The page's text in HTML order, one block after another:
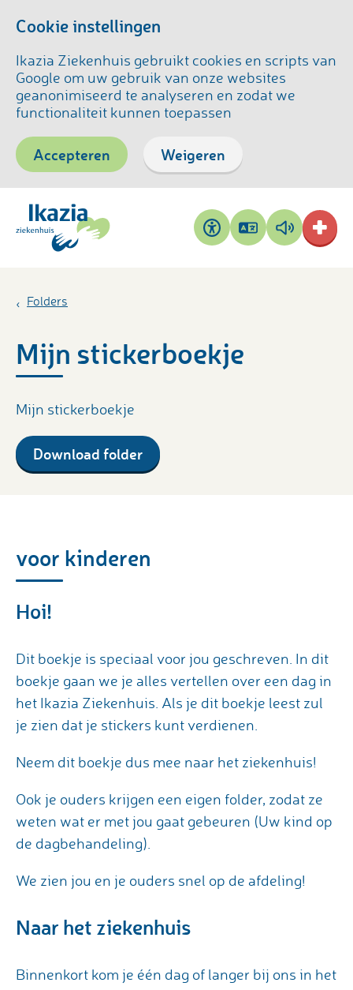
Cookie instellingen
Ikazia Ziekenhuis gebruikt cookies en scripts van
Google om uw gebruik van onze websites
geanonimiseerd te analyseren en zodat we
functionaliteit kunnen toepassen
Accepteren Weigeren
Toegankelijkheid
Pagina
vertalen
Pagina
voorlezen
Folders
Mijn stickerboekje
Mijn stickerboekje
Download folder
voor kinderen
Hoi!
Dit boekje is speciaal voor jou geschreven. In dit
boekje gaan we je alles vertellen over een dag in
het Ikazia Ziekenhuis. Als je dit boekje leest zul
je zien dat je stickers kunt verdienen.
Neem dit boekje dus mee naar het ziekenhuis!
Ook je ouders krijgen een eigen folder, zodat ze
weten wat er met jou gaat gebeuren (Uw kind op
de dagbehandeling).
We zien jou en je ouders snel op de afdeling!
Naar het ziekenhuis
Binnenkort kom je één dag of langer bij ons in het